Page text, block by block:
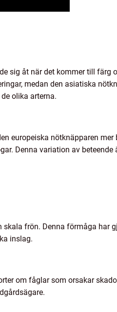
sig åt när det kommer till färg
medan den asiatiska
olika arterna.
europeiska nötknäpparen mer
Denna variation av beteende
frön. Denna förmåga har
inslag.
om fåglar som orsakar